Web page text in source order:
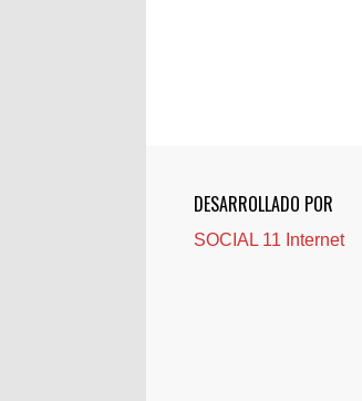
DESARROLLADO POR
SOCIAL 11 Internet